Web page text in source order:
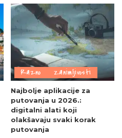
Razno Zanimljivosti
Najbolje aplikacije za
putovanja u 2026.:
digitalni alati koji
olakšavaju svaki korak
putovanja